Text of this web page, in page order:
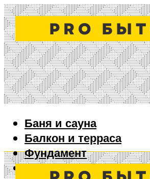
Баня и сауна
Балкон и терраса
Фундамент
Ворота и забор